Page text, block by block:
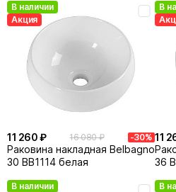
В наличии
Акция
11 260 ₽ 16 080 ₽ -30%
Раковина накладная Belbagno
30 BB1114 белая
В
11
36
В наличии
В